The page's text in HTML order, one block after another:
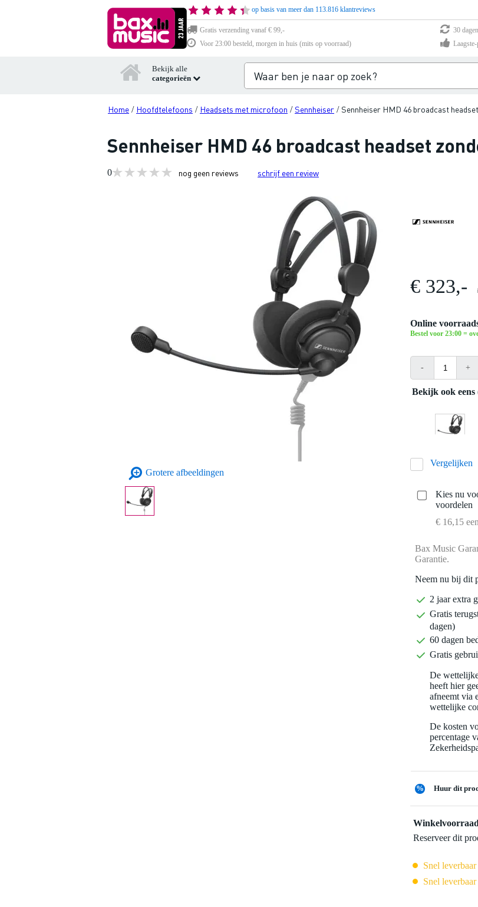
op basis van meer dan 113.816 klantreviews
Gratis verzending vanaf € 99,-
30
Voor 23:00 besteld, morgen in huis (mits op voorraad)
Bekijk alle
categorieën
Home / Hoofdtelefoons / Headsets met microfoon /Sennheiser /Sennheiser HMD 46 broadcast
Sennheiser HMD 46 broadcast headset
0 nog geen reviews schrijf een review
Grotere afbeeldingen
€ 323,-
Online
Bestel voor 23:00 =
- +
Bekijk ook eens
Vergelijken
Kies nu
voordelen
€ 16,15
Bax Music
Garantie.
Neem nu bij dit
2 jaar extra
Gratis
dagen)
60 dagen
Gratis
De
heeft hier
afneemt via
wettelijke
De kosten
percentage
% Huur dit
Winkelvoorraad
Reserveer dit
Snel leverbaar
Snel leverbaar